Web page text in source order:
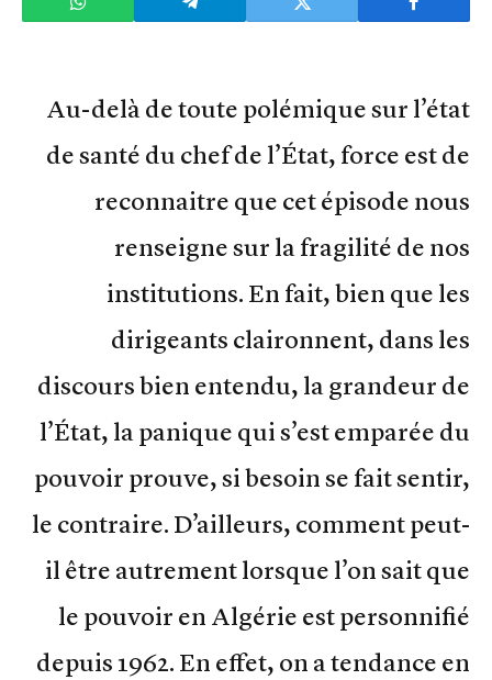
Au-delà de toute polémique sur l’état
de santé du chef de l’État, force est de
reconnaitre que cet épisode nous
renseigne sur la fragilité de nos
institutions. En fait, bien que les
dirigeants claironnent, dans les
discours bien entendu, la grandeur de
l’État, la panique qui s’est emparée du
pouvoir prouve, si besoin se fait sentir,
le contraire. D’ailleurs, comment peut-
il être autrement lorsque l’on sait que
le pouvoir en Algérie est personnifié
depuis 1962. En effet, on a tendance en